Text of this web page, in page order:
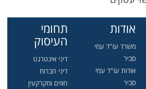
אודות
משרד עו"ד עמי
סביר
אודות עו"ד עמי
סביר
תחומי
העיסוק
דיני אינטרנט
דיני חברות
חוזים ומקרקעין